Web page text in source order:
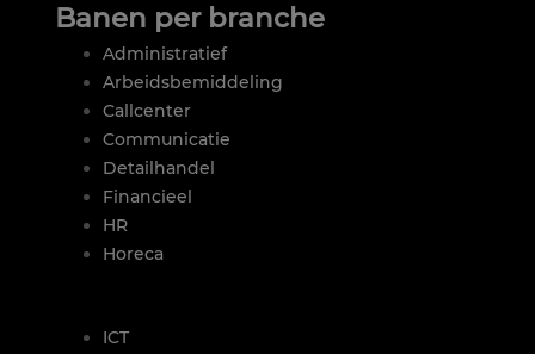
Banen per branche
Administratief
Arbeidsbemiddeling
Callcenter
Communicatie
Detailhandel
Financieel
HR
Horeca
ICT